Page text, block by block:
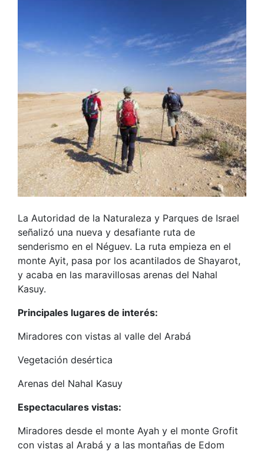
La Autoridad de la Naturaleza y Parques de Israel
señalizó una nueva y desafiante ruta de
senderismo en el Néguev. La ruta empieza en el
monte Ayit, pasa por los acantilados de Shayarot,
y acaba en las maravillosas arenas del Nahal
Kasuy.
Principales lugares de interés:
Miradores con vistas al valle del Arabá
Vegetación desértica
Arenas del Nahal Kasuy
Espectaculares vistas:
Miradores desde el monte Ayah y el monte Grofit
con vistas al Arabá y a las montañas de Edom